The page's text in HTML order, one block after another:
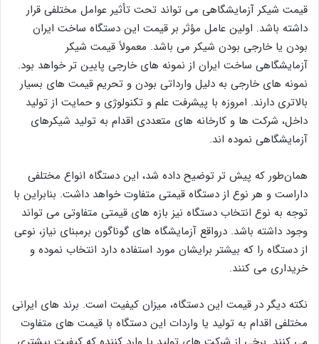
قیمت شیکر آزمایشگاهی می تواند تحت تأثیر عوامل مختلفی قرار
داشته باشد. اولین عامل مؤثر بر قیمت این دستگاه ساخت ایران
بودن یا خارجی بودن شیکر می باشد. معمولاً قیمت شیکر
آزمایشگاهی ساخت ایران از نمونه های خارجی پایین تر خواهد بود.
نمونه های خارجی به دلیل وارداتی بودن و تحریم قیمت های بسیار
بالاتری دارند. امروزه با پیشرفت علم و تکنولوژی و حمایت از تولید
داخل، شرکت ها و کارخانه های متعددی اقدام به تولید شیکرهای
آزمایشگاهی نموده اند.
همان‌طور که پیش تر توضیح داده شد، این دستگاه انواع مختلفی
داراست و هر نوع از دستگاه قیمتی متفاوت خواهد داشت. بنابراین با
توجه به نوع انتخاب دستگاه نیز بازه های قیمتی متفاوتی می تواند
وجود داشته باشد. درواقع آزمایشگاه های گوناگون برمبنای نیاز، نوعی
از دستگاه را که بیشتر برایشان مورد استفاده دارد انتخاب نموده و
خریداری می کنند.
نکته دیگر در قیمت این دستگاه، میزان کیفیت است. برند های ایرانی
مختلفی اقدام به تولید یا واردات این دستگاه با قیمت های متفاوت